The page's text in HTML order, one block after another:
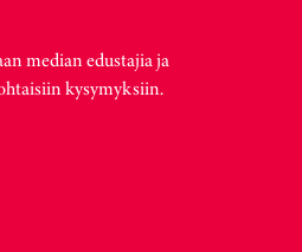
median edustajia ja
kysymyksiin.